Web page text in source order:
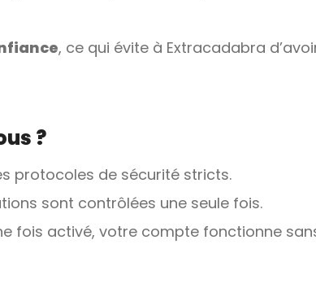
, ce qui évite à Extracadabra
?
protocoles de sécurité stricts.
sont contrôlées une seule fois.
fois activé, votre compte fonctionne